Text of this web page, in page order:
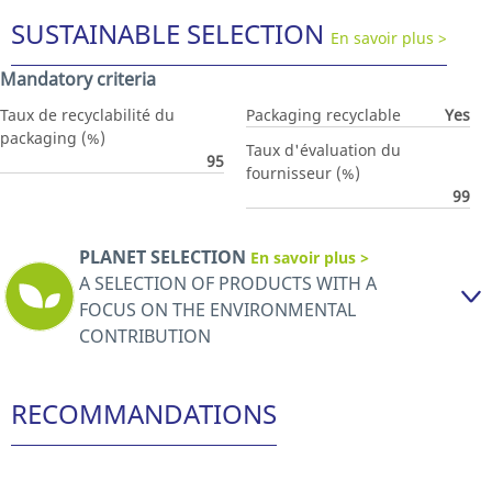
SUSTAINABLE SELECTION En savoir plus >
Mandatory criteria
Taux de recyclabilité du
packaging (%)
95
Packaging recyclable
Yes
Taux d'évaluation du
fournisseur (%)
99
PLANET SELECTION En savoir plus >
A SELECTION OF PRODUCTS WITH A
FOCUS ON THE ENVIRONMENTAL
CONTRIBUTION
RECOMMANDATIONS